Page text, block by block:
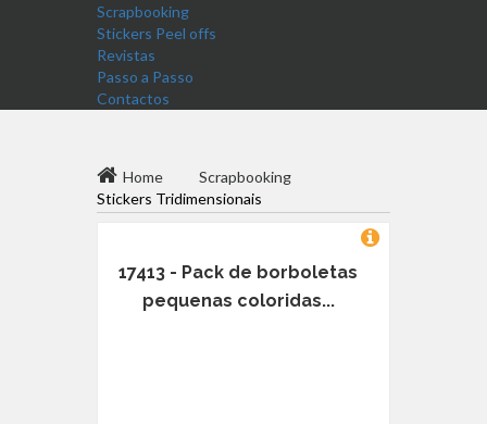
Scrapbooking
Stickers Peel offs
Revistas
Passo a Passo
Contactos
Home
Scrapbooking
Stickers Tridimensionais
17413 - Pack de borboletas
pequenas coloridas...